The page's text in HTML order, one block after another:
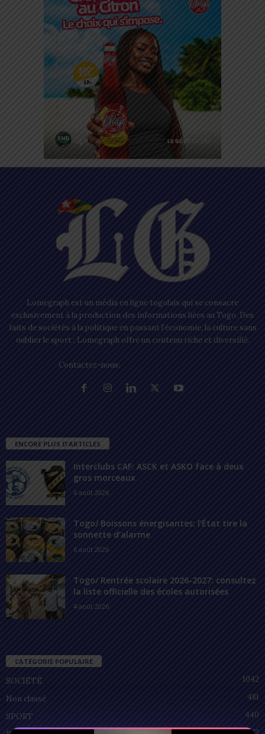
Lomegraph est un média en ligne togolais qui se consacre
exclusivement à la production des informations liées au Togo. Des
faits de sociétés à la politique en passant l’économie, la culture sans
oublier le sport ; Lomegraph offre un contenu riche et diversifié.
Contactez-nous:
ENCORE PLUS D'ARTICLES
Interclubs CAF: ASCK et ASKO face à deux
gros morceaux
6 août 2026
Togo/ Boissons énergisantes: l’État tire la
sonnette d’alarme
6 août 2026
Togo/ Rentrée scolaire 2026-2027: consultez
la liste officielle des écoles autorisées
4 août 2026
CATÉGORIE POPULAIRE
SOCIÉTÉ
1042
Non classé
481
SPORT
440